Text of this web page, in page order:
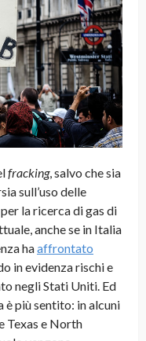
fracking, salvo che sia
sull’uso delle
la ricerca di gas di
anche se in Italia
haaffrontato
in evidenza rischi e
negli Stati Uniti. Ed
è più sentito: in alcuni
Texas e North